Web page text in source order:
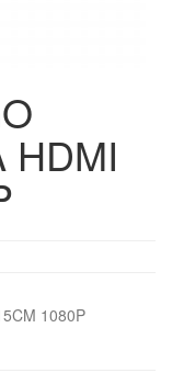
HDMI
1080P